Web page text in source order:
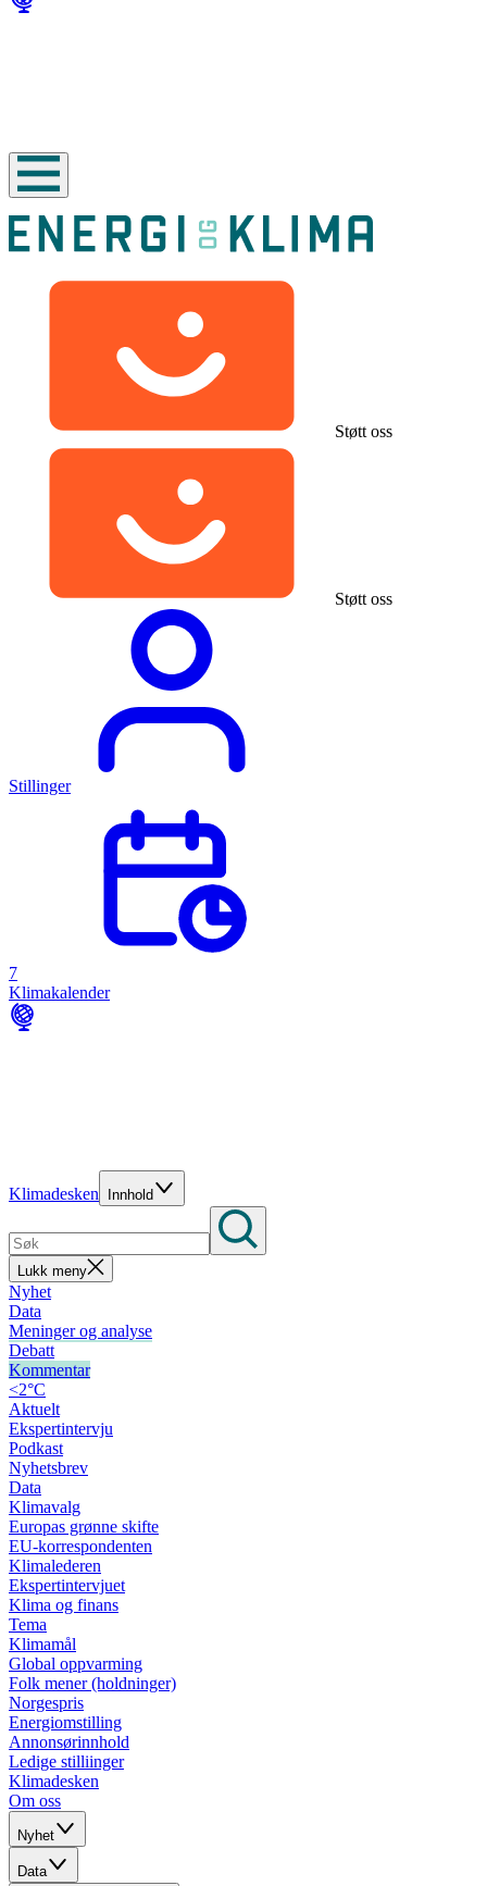
Støtt oss
Støtt oss
Stillinger
7
Klimakalender
Klimadesken Innhold
Lukk meny
Nyhet
Data
Meninger og analyse
Debatt
Kommentar
<2°C
Aktuelt
Ekspertintervju
Podkast
Nyhetsbrev
Data
Klimavalg
Europas grønne skifte
EU-korrespondenten
Klimalederen
Ekspertintervjuet
Klima og finans
Tema
Klimamål
Global oppvarming
Folk mener (holdninger)
Norgespris
Energiomstilling
Annonsørinnhold
Ledige stilliinger
Klimadesken
Om oss
Nyhet
Data